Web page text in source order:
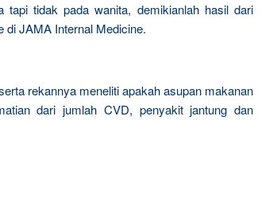
tapi tidak pada wanita, demikianlah hasil dari
di JAMA Internal Medicine.
rekannya meneliti apakah asupan makanan
dari jumlah CVD, penyakit jantung dan